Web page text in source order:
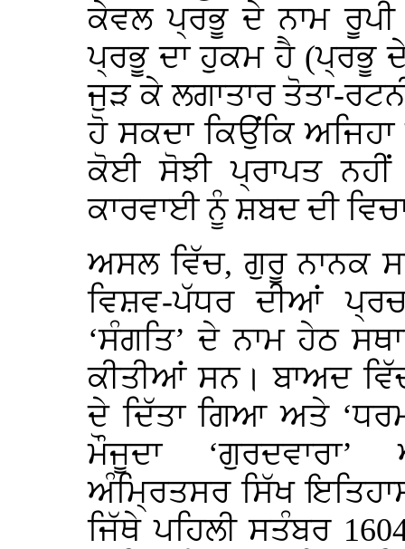
ਕੇਵਲ ਪ੍ਰਭੂ ਦੇ ਨਾਮ
ਪ੍ਰਭੂ ਦਾ ਹੁਕਮ ਹੈ (ਪ੍ਰਭੂ
ਜੁੜ ਕੇ ਲਗਾਤਾਰ ਤੋਤਾ-
ਹੋ ਸਕਦਾ ਕਿਉਂਕਿ ਅਜਿਹਾ
ਕੋਈ ਸੋਝੀ ਪ੍ਰਾਪਤ
ਕਾਰਵਾਈ ਨੂੰ ਸ਼ਬਦ ਦੀ
ਅਸਲ ਵਿੱਚ, ਗੁਰੂ ਨਾਨਕ
ਵਿਸ਼ਵ-ਪੱਧਰ ਦੀਆਂ
‘ਸੰਗਤਿ’ ਦੇ ਨਾਮ ਹੇਠ
ਕੀਤੀਆਂ ਸਨ। ਬਾਅਦ
ਦੇ ਦਿੱਤਾ ਗਿਆ ਅਤੇ
ਮੌਜੂਦਾ
ਅੰਮ੍ਰਿਤਸਰ ਸਿੱਖ
ਜਿੱਥੇ ਪਹਿਲੀ ਸਤੰਬਰ